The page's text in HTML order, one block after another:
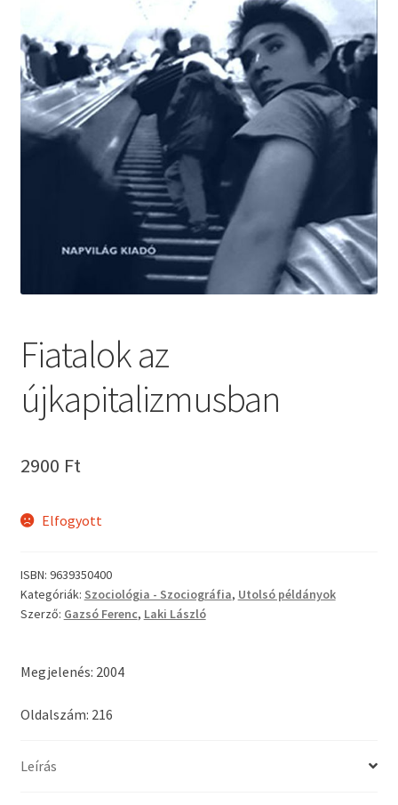
Fiatalok az
újkapitalizmusban
2900 Ft
Elfogyott
ISBN: 9639350400
Kategóriák: Szociológia - Szociográfia, Utolsó példányok
Szerző: Gazsó Ferenc, Laki László
Megjelenés: 2004
Oldalszám: 216
Leírás